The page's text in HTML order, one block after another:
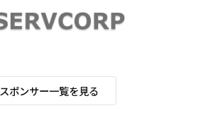
スポンサー一覧を見る